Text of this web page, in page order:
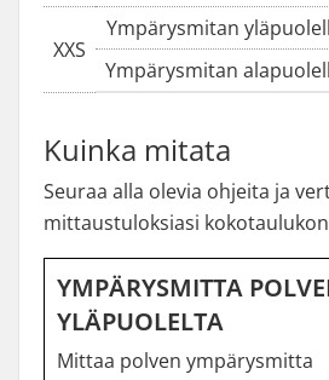
XXS
Ympärysmitan
Ympärysmitan
Kuinka mitata
Seuraa alla olevia ohjeita ja
mittaustuloksiasi
YMPÄRYSMITTA
YLÄPUOLELTA
Mittaa polven ympärysmitta